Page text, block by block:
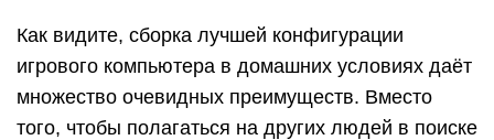
Как видите, сборка лучшей конфигурации
игрового компьютера в домашних условиях даёт
множество очевидных преимуществ. Вместо
того, чтобы полагаться на других людей в поиске